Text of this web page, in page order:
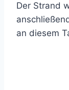
Der Strand
an diesem